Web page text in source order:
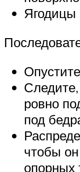
Ягодицы
ровно
под
чтобы
опорных